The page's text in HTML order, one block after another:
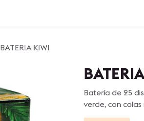
BATERIA KIWI
Batería de 25
verde, con